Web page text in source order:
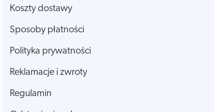
Koszty dostawy
Sposoby płatności
Polityka prywatności
Reklamacje i zwroty
Regulamin